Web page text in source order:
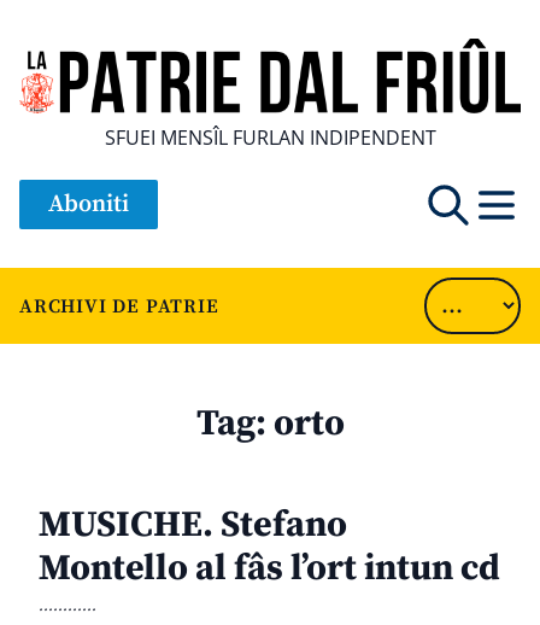
SFUEI MENSÎL FURLAN INDIPENDENT
Aboniti
ARCHIVI DE PATRIE
Tag: orto
MUSICHE. Stefano
Montello al fâs l’ort intun cd
............